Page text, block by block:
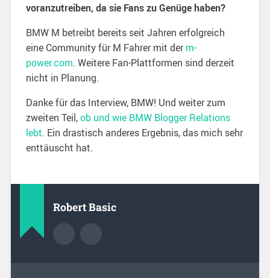
voranzutreiben, da sie Fans zu Genüge haben?
BMW M betreibt bereits seit Jahren erfolgreich
eine Community für M Fahrer mit derm-
power.com. Weitere Fan-Plattformen sind derzeit
nicht in Planung.
Danke für das Interview, BMW! Und weiter zum
zweiten Teil,ob und wie BMW Blogger Relations
lebt. Ein drastisch anderes Ergebnis, das mich sehr
enttäuscht hat.
Robert Basic